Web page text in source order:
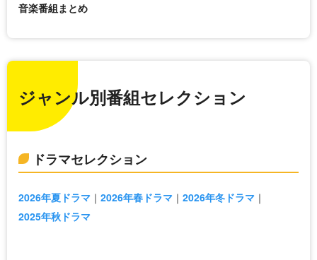
音楽番組まとめ
ジャンル別番組セレクション
ドラマセレクション
2026年夏ドラマ 2026年春ドラマ
2026年冬ドラマ
2025年秋ドラマ